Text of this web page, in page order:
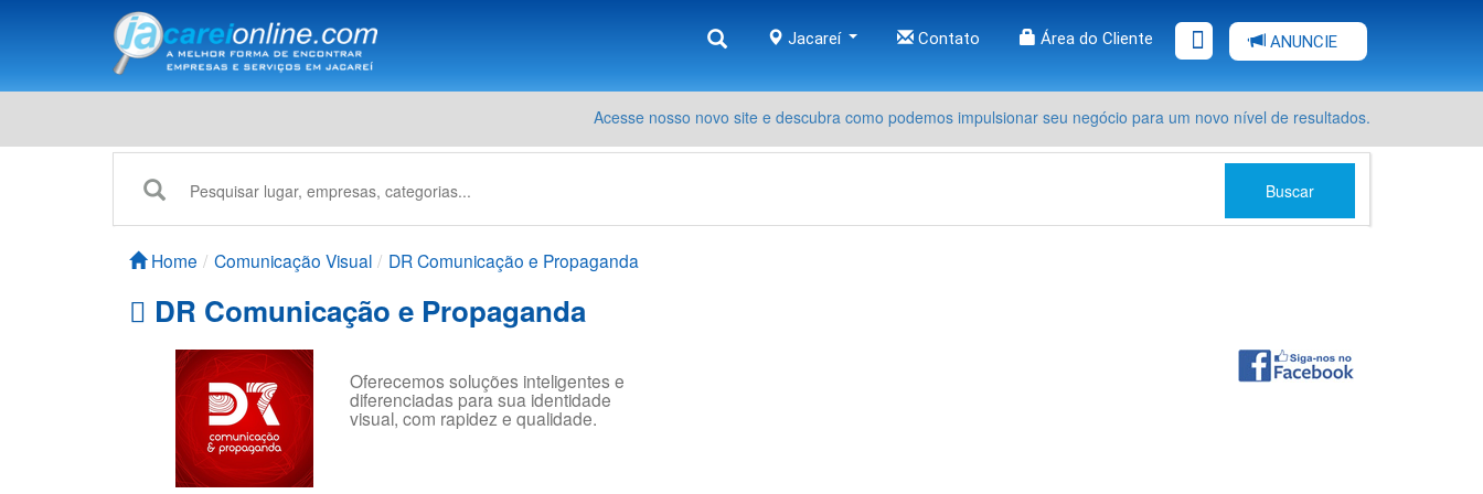
Jacareí Contato Área do Cliente ANUNCIE
Acesse nosso novo site e descubra como podemos impulsionar seu negócio para um novo nível de resultados.
Buscar
Home Comunicação Visual DR Comunicação e Propaganda
DR Comunicação e Propaganda
Oferecemos soluções inteligentes e
diferenciadas para sua identidade
visual, com rapidez e qualidade.